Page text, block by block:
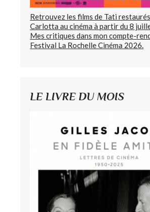
Retrouvez les films de Tati
Carlotta au cinéma à partir du 8
Mes critiques dans mon compte-
Festival La Rochelle Cinéma 2026.
LE LIVRE DU MOIS